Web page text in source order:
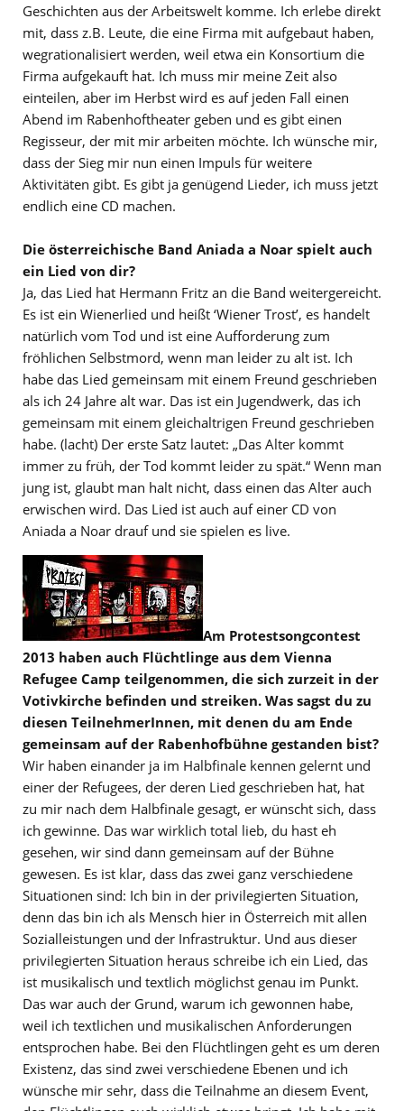
Geschichten aus der Arbeitswelt komme. Ich erlebe direkt
mit, dass z.B. Leute, die eine Firma mit aufgebaut haben,
wegrationalisiert werden, weil etwa ein Konsortium die
Firma aufgekauft hat. Ich muss mir meine Zeit also
einteilen, aber im Herbst wird es auf jeden Fall einen
Abend im Rabenhoftheater geben und es gibt einen
Regisseur, der mit mir arbeiten möchte. Ich wünsche mir,
dass der Sieg mir nun einen Impuls für weitere
Aktivitäten gibt. Es gibt ja genügend Lieder, ich muss jetzt
endlich eine CD machen.
Die österreichische Band Aniada a Noar spielt auch
ein Lied von dir?
Ja, das Lied hat Hermann Fritz an die Band weitergereicht.
Es ist ein Wienerlied und heißt ‘Wiener Trost’, es handelt
natürlich vom Tod und ist eine Aufforderung zum
fröhlichen Selbstmord, wenn man leider zu alt ist. Ich
habe das Lied gemeinsam mit einem Freund geschrieben
als ich 24 Jahre alt war. Das ist ein Jugendwerk, das ich
gemeinsam mit einem gleichaltrigen Freund geschrieben
habe. (lacht) Der erste Satz lautet: „Das Alter kommt
immer zu früh, der Tod kommt leider zu spät.“ Wenn man
jung ist, glaubt man halt nicht, dass einen das Alter auch
erwischen wird. Das Lied ist auch auf einer CD von
Aniada a Noar drauf und sie spielen es live.
Am Protestsongcontest
2013 haben auch Flüchtlinge aus dem Vienna
Refugee Camp teilgenommen, die sich zurzeit in der
Votivkirche befinden und streiken. Was sagst du zu
diesen TeilnehmerInnen, mit denen du am Ende
gemeinsam auf der Rabenhofbühne gestanden bist?
Wir haben einander ja im Halbfinale kennen gelernt und
einer der Refugees, der deren Lied geschrieben hat, hat
zu mir nach dem Halbfinale gesagt, er wünscht sich, dass
ich gewinne. Das war wirklich total lieb, du hast eh
gesehen, wir sind dann gemeinsam auf der Bühne
gewesen. Es ist klar, dass das zwei ganz verschiedene
Situationen sind: Ich bin in der privilegierten Situation,
denn das bin ich als Mensch hier in Österreich mit allen
Sozialleistungen und der Infrastruktur. Und aus dieser
privilegierten Situation heraus schreibe ich ein Lied, das
ist musikalisch und textlich möglichst genau im Punkt.
Das war auch der Grund, warum ich gewonnen habe,
weil ich textlichen und musikalischen Anforderungen
entsprochen habe. Bei den Flüchtlingen geht es um deren
Existenz, das sind zwei verschiedene Ebenen und ich
wünsche mir sehr, dass die Teilnahme an diesem Event,